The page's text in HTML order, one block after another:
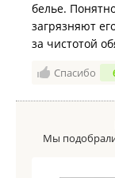
белье.
загрязняют
за чистотой
Спасибо
Мы подобрали